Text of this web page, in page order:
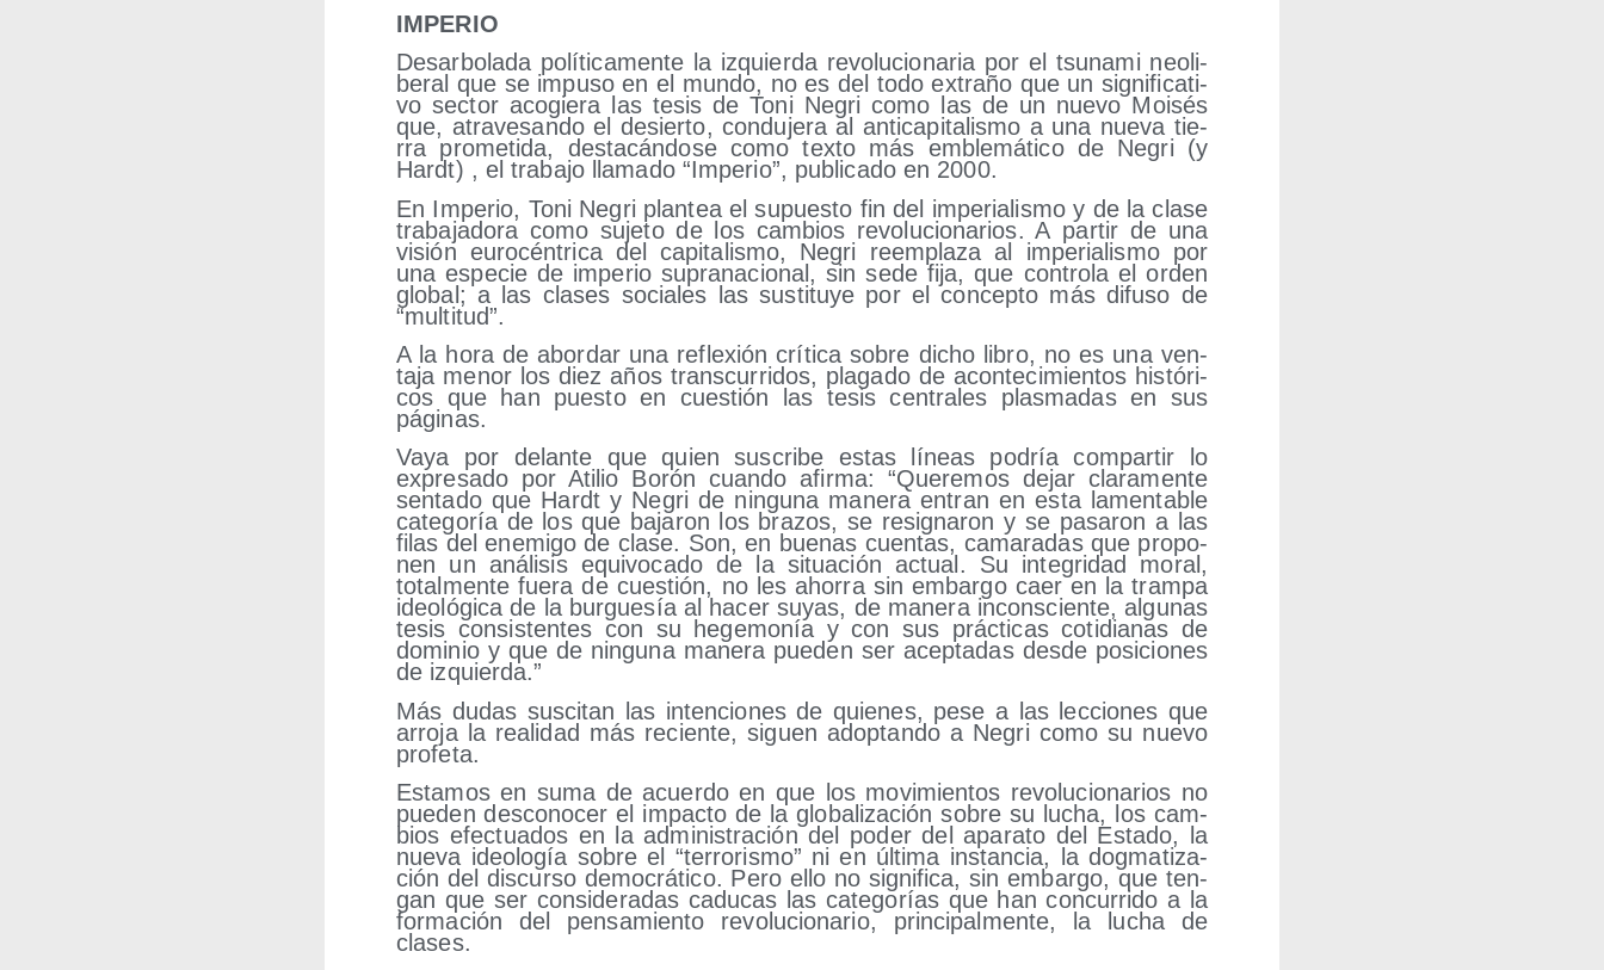
IMPERIO
Des­ar­bo­la­da polí­ti­ca­men­te la izquier­da revo­lu­cio­na­ria por el tsu­na­mi neo­li­
be­ral que se impu­so en el mun­do, no es del todo extra­ño que un sig­ni­fi­ca­ti­
vo sec­tor aco­gie­ra las tesis de Toni Negri como las de un nue­vo Moi­sés
que, atra­ve­san­do el desier­to, con­du­je­ra al anti­ca­pi­ta­lis­mo a una nue­va tie­
rra pro­me­ti­da, des­ta­cán­do­se como tex­to más emble­má­ti­co de Negri (y
Hardt) , el tra­ba­jo lla­ma­do “Impe­rio”, publi­ca­do en 2000.
En Impe­rio, Toni Negri plan­tea el supues­to fin del impe­ria­lis­mo y de la cla­se
tra­ba­ja­do­ra como suje­to de los cam­bios revo­lu­cio­na­rios. A par­tir de una
visión euro­cén­tri­ca del capi­ta­lis­mo, Negri reem­pla­za al impe­ria­lis­mo por
una espe­cie de impe­rio supra­na­cio­nal, sin sede fija, que con­tro­la el orden
glo­bal; a las cla­ses socia­les las sus­ti­tu­ye por el con­cep­to más difu­so de
“mul­ti­tud”.
A la hora de abor­dar una refle­xión crí­ti­ca sobre dicho libro, no es una ven­
ta­ja menor los diez años trans­cu­rri­dos, pla­ga­do de acon­te­ci­mien­tos his­tó­ri­
cos que han pues­to en cues­tión las tesis cen­tra­les plas­ma­das en sus
páginas.
Vaya por delan­te que quien sus­cri­be estas líneas podría com­par­tir lo
expre­sa­do por Ati­lio Borón cuan­do afir­ma: “Que­re­mos dejar cla­ra­men­te
sen­ta­do que Hardt y Negri de nin­gu­na mane­ra entran en esta lamen­ta­ble
cate­go­ría de los que baja­ron los bra­zos, se resig­na­ron y se pasa­ron a las
filas del enemi­go de cla­se. Son, en bue­nas cuen­tas, cama­ra­das que pro­po­
nen un aná­li­sis equi­vo­ca­do de la situa­ción actual. Su inte­gri­dad moral,
total­men­te fue­ra de cues­tión, no les aho­rra sin embar­go caer en la tram­pa
ideo­ló­gi­ca de la bur­gue­sía al hacer suyas, de mane­ra incons­cien­te, algu­nas
tesis con­sis­ten­tes con su hege­mo­nía y con sus prác­ti­cas coti­dia­nas de
domi­nio y que de nin­gu­na mane­ra pue­den ser acep­ta­das des­de posi­cio­nes
de izquierda.”
Más dudas sus­ci­tan las inten­cio­nes de quie­nes, pese a las lec­cio­nes que
arro­ja la reali­dad más recien­te, siguen adop­tan­do a Negri como su nue­vo
profeta.
Esta­mos en suma de acuer­do en que los movi­mien­tos revo­lu­cio­na­rios no
pue­den des­co­no­cer el impac­to de la glo­ba­li­za­ción sobre su lucha, los cam­
bios efec­tua­dos en la admi­nis­tra­ción del poder del apa­ra­to del Esta­do, la
nue­va ideo­lo­gía sobre el “terro­ris­mo” ni en últi­ma ins­tan­cia, la dog­ma­ti­za­
ción del dis­cur­so demo­crá­ti­co. Pero ello no sig­ni­fi­ca, sin embar­go, que ten­
gan que ser con­si­de­ra­das cadu­cas las cate­go­rías que han con­cu­rri­do a la
for­ma­ción del pen­sa­mien­to revo­lu­cio­na­rio, prin­ci­pal­men­te, la lucha de
clases.